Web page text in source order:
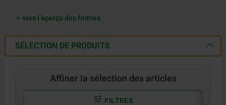
vers l’aperçu des formes
SÉLECTION DE PRODUITS
Affiner la sélection des articles
FILTRES